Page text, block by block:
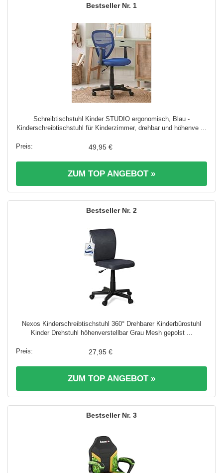
1
Schreibtischstuhl Kinder STUDIO ergonomisch, Blau -
Kinderschreibtischstuhl für Kinderzimmer, drehbar und höhenve ...
49,95 €
ZUM TOP ANGEBOT »
2
Nexos Kinderschreibtischstuhl 360° Drehbarer Kinderbürostuhl
Kinder Drehstuhl höhenverstellbar Grau Mesh gepolst ...
27,95 €
ZUM TOP ANGEBOT »
3